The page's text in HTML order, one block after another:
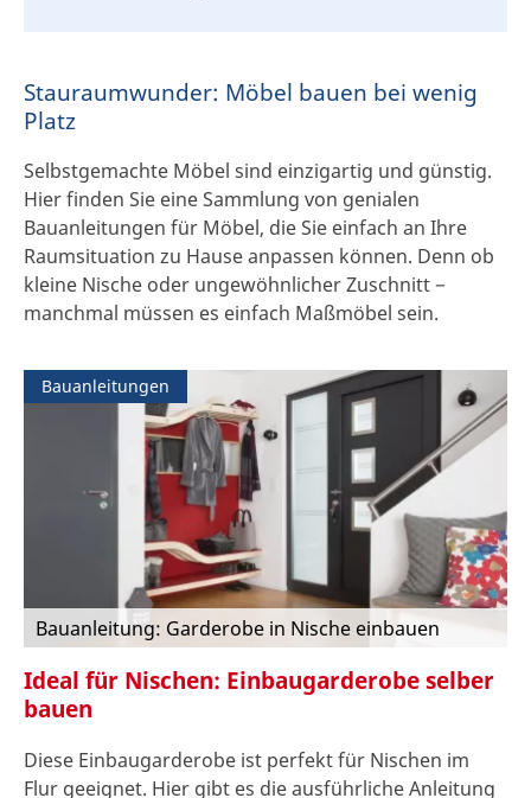
Stauraumwunder: Möbel bauen bei wenig
Platz
Selbstgemachte Möbel sind einzigartig und günstig.
Hier finden Sie eine Sammlung von genialen
Bauanleitungen für Möbel, die Sie einfach an Ihre
Raumsituation zu Hause anpassen können. Denn ob
kleine Nische oder ungewöhnlicher Zuschnitt −
manchmal müssen es einfach Maßmöbel sein.
Bauanleitungen
Bauanleitung: Garderobe in Nische einbauen
Ideal für Nischen: Einbaugarderobe selber
bauen
Diese Einbaugarderobe ist perfekt für Nischen im
Flur geeignet. Hier gibt es die ausführliche Anleitung